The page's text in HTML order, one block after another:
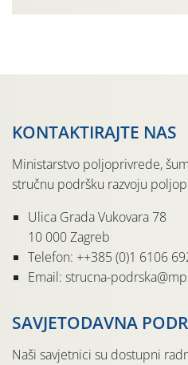
KONTAKTIRAJTE NAS
Ministarstvo poljoprivrede,
stručnu podršku razvoju
Ulica Grada Vukovara 78
10 000 Zagreb
Telefon: ++385 (0)1 6106
Email: strucna-
SAVJETODAVNA
Naši savjetnici su dostupni